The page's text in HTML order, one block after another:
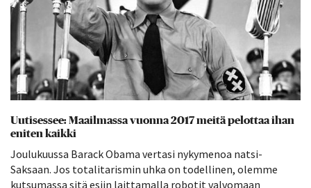
Uutisessee: Maailmassa vuonna 2017 meitä pelottaa ihan
eniten kaikki
Joulukuussa Barack Obama vertasi nykymenoa natsi-
Saksaan. Jos totalitarismin uhka on todellinen, olemme
kutsumassa sitä esiin laittamalla robotit valvomaan